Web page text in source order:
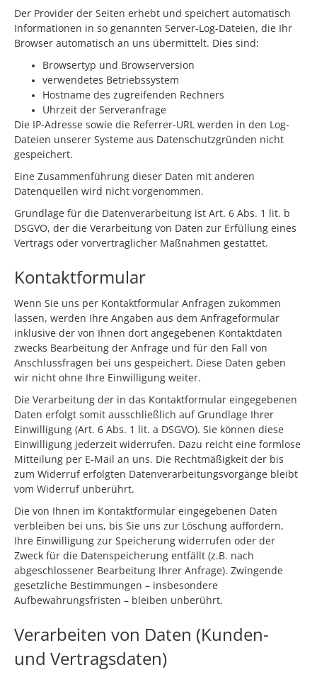
Der Provider der Seiten erhebt und speichert automatisch
Informationen in so genannten Server-Log-Dateien, die Ihr
Browser automatisch an uns übermittelt. Dies sind:
Browsertyp und Browserversion
verwendetes Betriebssystem
Hostname des zugreifenden Rechners
Uhrzeit der Serveranfrage
Die IP-Adresse sowie die Referrer-URL werden in den Log-
Dateien unserer Systeme aus Datenschutzgründen nicht
gespeichert.
Eine Zusammenführung dieser Daten mit anderen
Datenquellen wird nicht vorgenommen.
Grundlage für die Datenverarbeitung ist Art. 6 Abs. 1 lit. b
DSGVO, der die Verarbeitung von Daten zur Erfüllung eines
Vertrags oder vorvertraglicher Maßnahmen gestattet.
Kontaktformular
Wenn Sie uns per Kontaktformular Anfragen zukommen
lassen, werden Ihre Angaben aus dem Anfrageformular
inklusive der von Ihnen dort angegebenen Kontaktdaten
zwecks Bearbeitung der Anfrage und für den Fall von
Anschlussfragen bei uns gespeichert. Diese Daten geben
wir nicht ohne Ihre Einwilligung weiter.
Die Verarbeitung der in das Kontaktformular eingegebenen
Daten erfolgt somit ausschließlich auf Grundlage Ihrer
Einwilligung (Art. 6 Abs. 1 lit. a DSGVO). Sie können diese
Einwilligung jederzeit widerrufen. Dazu reicht eine formlose
Mitteilung per E-Mail an uns. Die Rechtmäßigkeit der bis
zum Widerruf erfolgten Datenverarbeitungsvorgänge bleibt
vom Widerruf unberührt.
Die von Ihnen im Kontaktformular eingegebenen Daten
verbleiben bei uns, bis Sie uns zur Löschung auffordern,
Ihre Einwilligung zur Speicherung widerrufen oder der
Zweck für die Datenspeicherung entfällt (z.B. nach
abgeschlossener Bearbeitung Ihrer Anfrage). Zwingende
gesetzliche Bestimmungen – insbesondere
Aufbewahrungsfristen – bleiben unberührt.
Verarbeiten von Daten (Kunden-
und Vertragsdaten)